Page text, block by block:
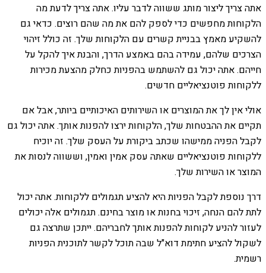
אתה צריך ליצור מותג ששווה לדבר עליו. אתה צריך לדעת מה
הלקוחות מחפשים כדי לספק להם את מה שהם רוצים. כדאי גם
להשקיע מאמץ בבניית קשרים עם הלקוחות שלך. זה כולל זיהוי
הצרכים שלהם, עמידה בהם באמצע הדרך, והבנת איך להקל על
חייהם. אתה יכול גם להשתמש בהפניות כחלק מהצעת מכירות
ללקוחות פוטנציאליים חדשים.
אולי אין לך את המוצרים או השירותים האיכותיים ביותר, אבל אם
תקיים את ההבטחות שלך, הלקוחות ירצו להפנות אותך. אתה יכול גם
לקבל הפניה ממישהו שכתב ביקורת על העסק שלך. זה יוכיח
ללקוחות פוטנציאליים שאתה עסק אמין ואמין, וששווה לנסות את
המוצר או השירות שלך.
דרך נוספת לקבל הפניות היא להציע תגמולים ללקוחות. אתה יכול
לתת להם הנחה, זיכוי בחנות או מוצר בחינם. תגמולים אלה יכולים
לעזור להניע לקוחות להפנות אותך לחבריהם. ייתכן שתרצה גם
לשקול להציע חתימת דוא"ל שבה תוכל לקשר לתוכנית הפניות
רשמית.